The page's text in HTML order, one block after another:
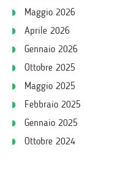
Maggio 2026
Aprile 2026
Gennaio 2026
Ottobre 2025
Maggio 2025
Febbraio 2025
Gennaio 2025
Ottobre 2024